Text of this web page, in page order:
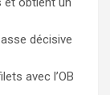
décisive
avec l’OB